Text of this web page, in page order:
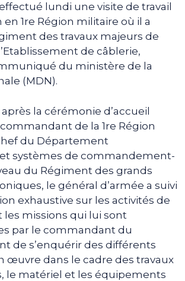
lundi une visite de travail
en 1re Région militaire où il a
des travaux majeurs de
de câblerie,
du ministère de la
(MDN).
après la cérémonie d’accueil
de la 1re Région
du Département
systèmes de commandement-
du Régiment des grands
le général d’armée a suivi
exhaustive sur les activités de
missions qui lui sont
par le commandant du
de s’enquérir des différents
œuvre dans le cadre des travaux
le matériel et les équipements